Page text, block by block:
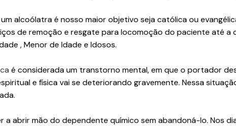
alcoólatra é nosso maior objetivo seja católica ou
de remoção e resgate para locomoção do paciente até a
, Menor de Idade e Idosos.
é considerada um transtorno mental, em que o portador
e física vai se deteriorando gravemente. Nessa
a abrir mão do dependente químico sem abandoná-lo. Nos